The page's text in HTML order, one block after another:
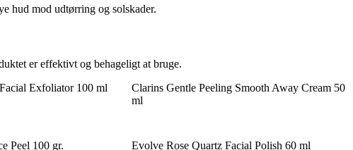
hud mod udtørring og solskader.
er effektivt og behageligt at bruge.
Exfoliator 100 ml
Clarins Gentle Peeling Smooth Away Cream 50
ml
Peel 100 gr. Evolve Rose Quartz Facial Polish 60 ml